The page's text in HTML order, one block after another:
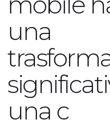
una
una c